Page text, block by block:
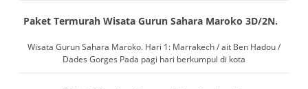
Paket Termurah Wisata Gurun Sahara Maroko 3D/2N.
Wisata Gurun Sahara Maroko. Hari 1: Marrakech / ait Ben Hadou /
Dades Gorges Pada pagi hari berkumpul di kota